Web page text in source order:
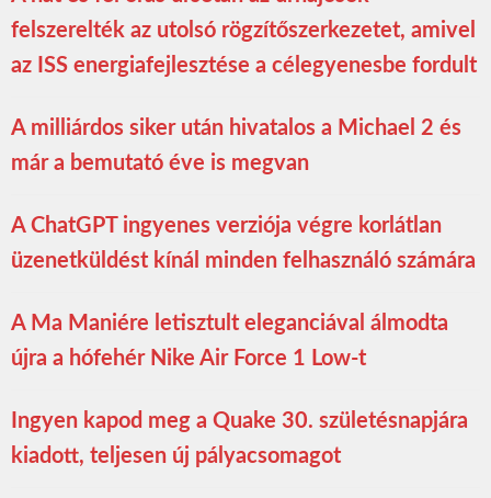
felszerelték az utolsó rögzítőszerkezetet, amivel
az ISS energiafejlesztése a célegyenesbe fordult
A milliárdos siker után hivatalos a Michael 2 és
már a bemutató éve is megvan
A ChatGPT ingyenes verziója végre korlátlan
üzenetküldést kínál minden felhasználó számára
A Ma Maniére letisztult eleganciával álmodta
újra a hófehér Nike Air Force 1 Low-t
Ingyen kapod meg a Quake 30. születésnapjára
kiadott, teljesen új pályacsomagot